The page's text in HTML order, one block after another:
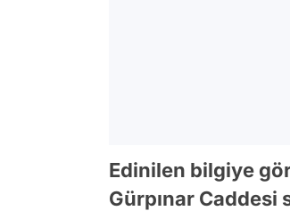
Edinilen bilgiye
Gürpınar Caddesi